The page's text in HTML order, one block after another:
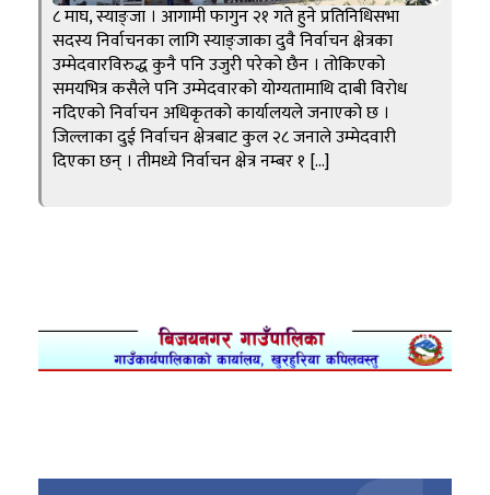
८ माघ, स्याङ्जा । आगामी फागुन २१ गते हुने प्रतिनिधिसभा
सदस्य निर्वाचनका लागि स्याङ्जाका दुवै निर्वाचन क्षेत्रका
उम्मेदवारविरुद्ध कुनै पनि उजुरी परेको छैन । तोकिएको
समयभित्र कसैले पनि उम्मेदवारको योग्यतामाथि दाबी विरोध
नदिएको निर्वाचन अधिकृतको कार्यालयले जनाएको छ ।
जिल्लाका दुई निर्वाचन क्षेत्रबाट कुल २८ जनाले उम्मेदवारी
दिएका छन् । तीमध्ये निर्वाचन क्षेत्र नम्बर १ […]